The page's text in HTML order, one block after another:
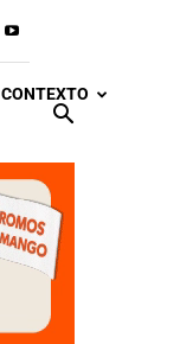
CONTEXTO